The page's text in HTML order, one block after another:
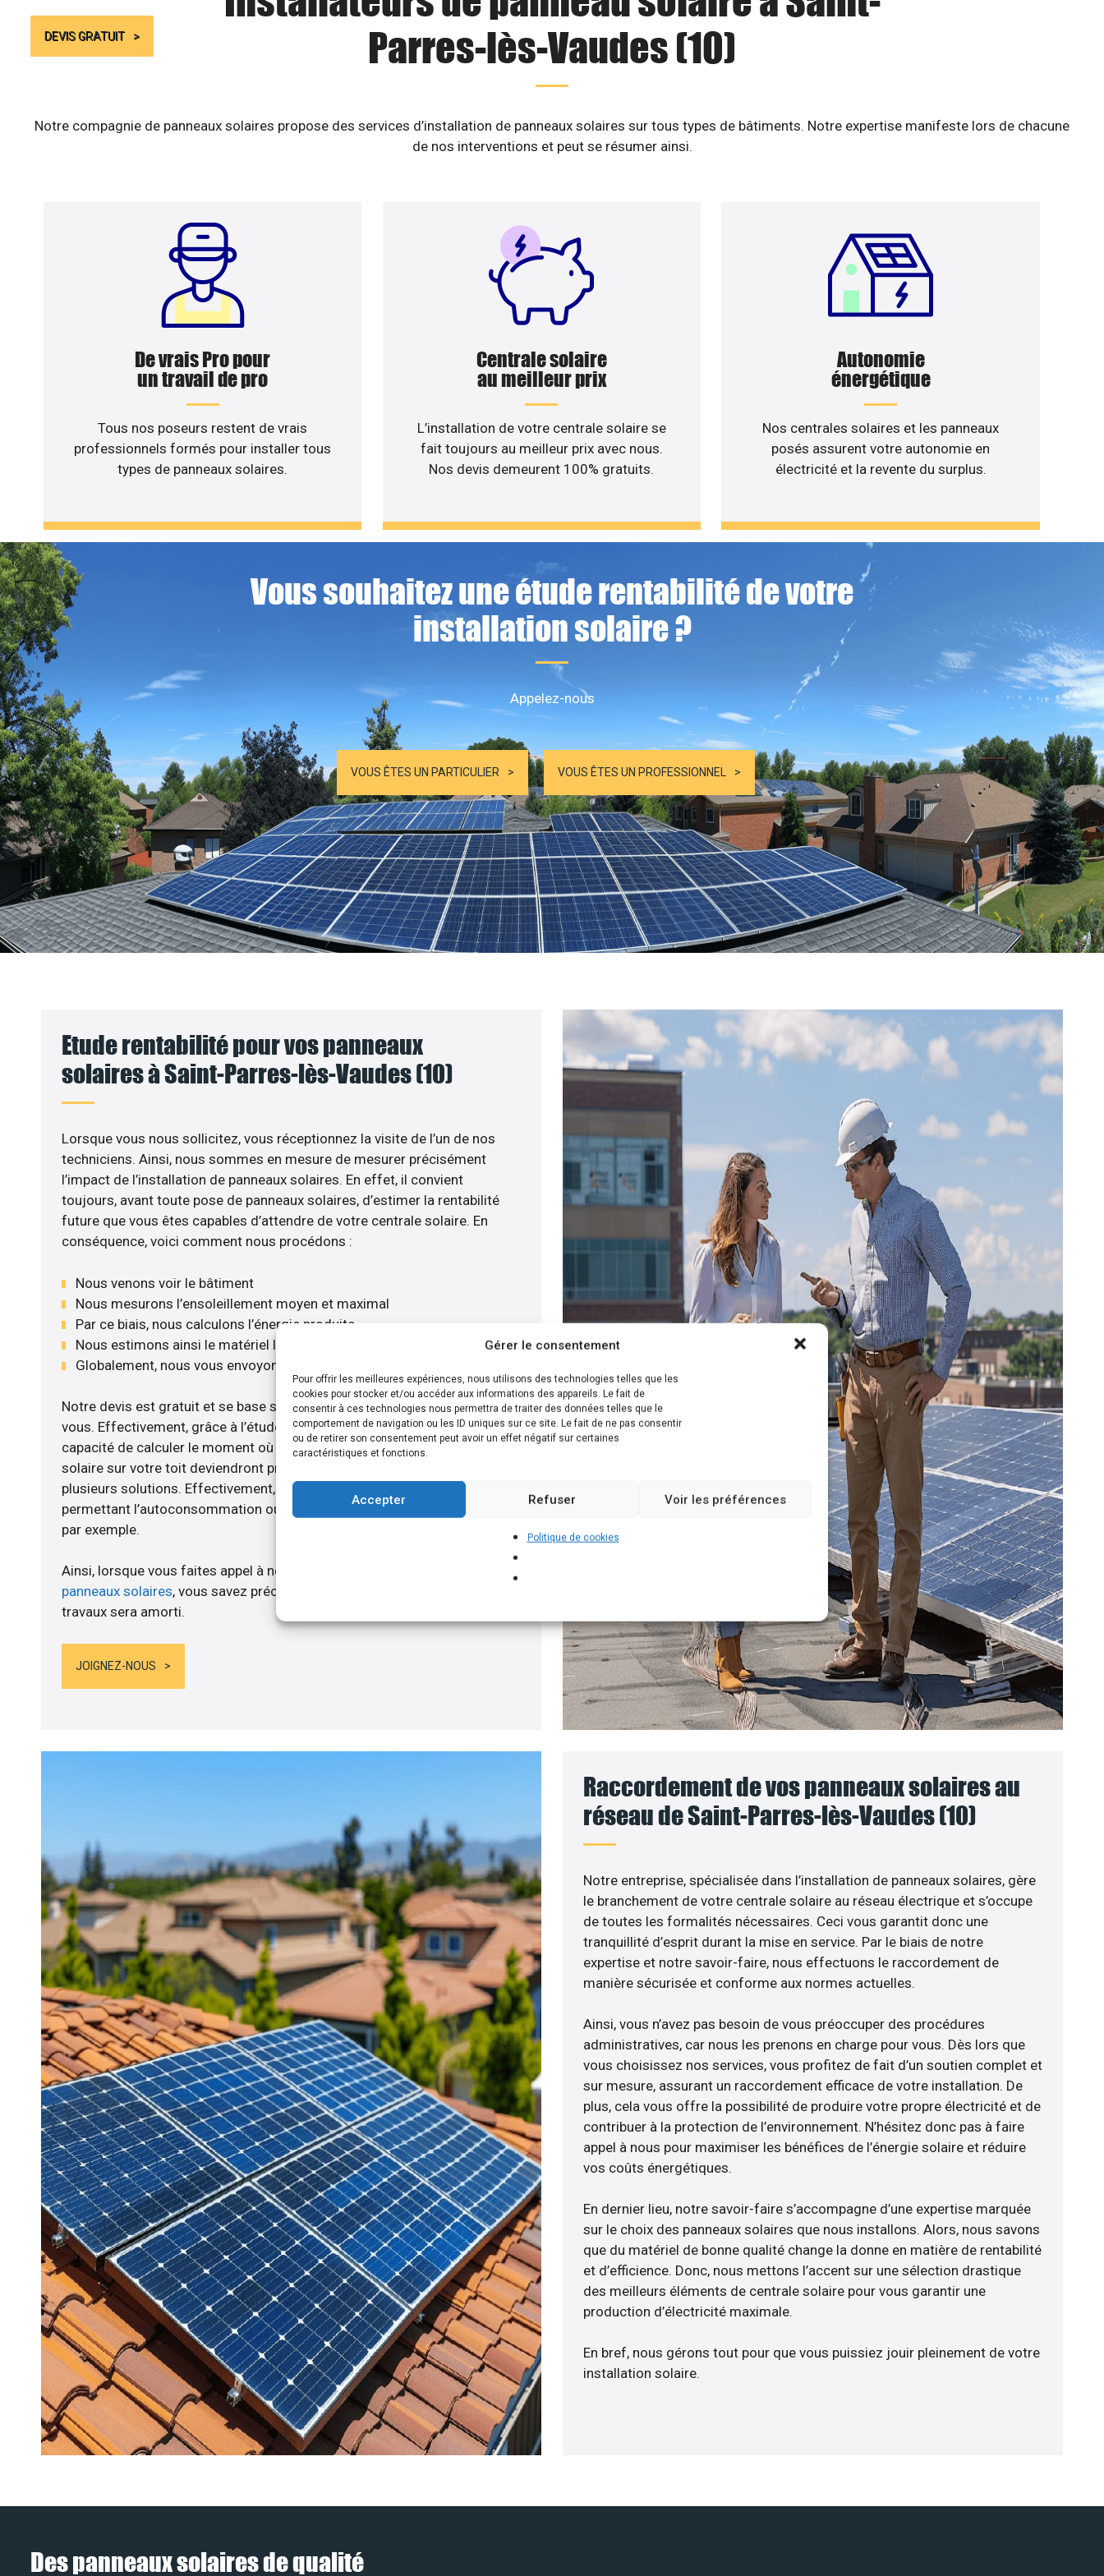
Gérer le consentement
Pour offrir les meilleures expériences, nous utilisons des technologies telles que les
cookies pour stocker et/ou accéder aux informations des appareils. Le fait de
consentir à ces technologies nous permettra de traiter des données telles que le
comportement de navigation ou les ID uniques sur ce site. Le fait de ne pas consentir
ou de retirer son consentement peut avoir un effet négatif sur certaines
caractéristiques et fonctions.
Accepter Refuser Voir les préférences
Politique de cookies
DEVIS GRATUIT
Parres-lès-Vaudes (10)
Notre compagnie de panneaux solaires propose des services d’installation de panneaux solaires sur tous types de bâtiments. Notre expertise manifeste lors de chacune
de nos interventions et peut se résumer ainsi.
De vrais Pro pour
un travail de pro
Tous nos poseurs restent de vrais
professionnels formés pour installer tous
types de panneaux solaires.
Centrale solaire
au meilleur prix
L’installation de votre centrale solaire se
fait toujours au meilleur prix avec nous.
Nos devis demeurent 100% gratuits.
Autonomie
énergétique
Nos centrales solaires et les panneaux
posés assurent votre autonomie en
électricité et la revente du surplus.
Vous souhaitez une étude rentabilité de votre
installation solaire ?
Appelez-nous
VOUS ÊTES UN PARTICULIER VOUS ÊTES UN PROFESSIONNEL
Etude rentabilité pour vos panneaux
solaires à Saint-Parres-lès-Vaudes (10)
Lorsque vous nous sollicitez, vous réceptionnez la visite de l’un de nos
techniciens. Ainsi, nous sommes en mesure de mesurer précisément
l’impact de l’installation de panneaux solaires. En effet, il convient
toujours, avant toute pose de panneaux solaires, d’estimer la rentabilité
future que vous êtes capables d’attendre de votre centrale solaire. En
conséquence, voici comment nous procédons :
Nous venons voir le bâtiment
Nous mesurons l’ensoleillement moyen et maximal
Par ce biais, nous calculons l’énergie produite
Nous estimons ainsi le matériel le plus adéquat
Globalement, nous vous envoyons notre devis gratuitement
Notre devis est gratuit et se base sur la configuration la plus efficace pour
vous. Effectivement, grâce à l’étude rentabilité menée, nous sommes en
capacité de calculer le moment où les travaux d’installation de panneaux
solaire sur votre toit deviendront profitables. Pour cela, nous disposons de
plusieurs solutions. Effectivement, nous vous proposons un branchement
permettant l’autoconsommation ou l’alimentation de batteries solaires,
par exemple.
Ainsi, lorsque vous faites appel à notre structure pour installer vos
panneaux solaires, vous savez précisément au moment où le coût des
travaux sera amorti.
JOIGNEZ-NOUS
Raccordement de vos panneaux solaires au
réseau de Saint-Parres-lès-Vaudes (10)
Notre entreprise, spécialisée dans l’installation de panneaux solaires, gère
le branchement de votre centrale solaire au réseau électrique et s’occupe
de toutes les formalités nécessaires. Ceci vous garantit donc une
tranquillité d’esprit durant la mise en service. Par le biais de notre
expertise et notre savoir-faire, nous effectuons le raccordement de
manière sécurisée et conforme aux normes actuelles.
Ainsi, vous n’avez pas besoin de vous préoccuper des procédures
administratives, car nous les prenons en charge pour vous. Dès lors que
vous choisissez nos services, vous profitez de fait d’un soutien complet et
sur mesure, assurant un raccordement efficace de votre installation. De
plus, cela vous offre la possibilité de produire votre propre électricité et de
contribuer à la protection de l’environnement. N’hésitez donc pas à faire
appel à nous pour maximiser les bénéfices de l’énergie solaire et réduire
vos coûts énergétiques.
En dernier lieu, notre savoir-faire s’accompagne d’une expertise marquée
sur le choix des panneaux solaires que nous installons. Alors, nous savons
que du matériel de bonne qualité change la donne en matière de rentabilité
et d’efficience. Donc, nous mettons l’accent sur une sélection drastique
des meilleurs éléments de centrale solaire pour vous garantir une
production d’électricité maximale.
En bref, nous gérons tout pour que vous puissiez jouir pleinement de votre
installation solaire.
Des panneaux solaires de qualité